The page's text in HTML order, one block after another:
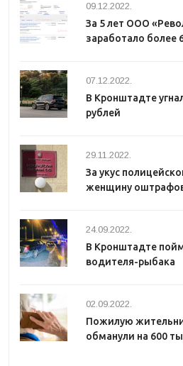
09.12.2022.
За 5 лет ООО
заработало более
07.12.2022.
В Кронштадте
рублей
29.11.2022.
За укус
женщину
24.09.2022.
В Кронштадте
водителя-рыбака
02.09.2022.
Пожилую
обманули на 600